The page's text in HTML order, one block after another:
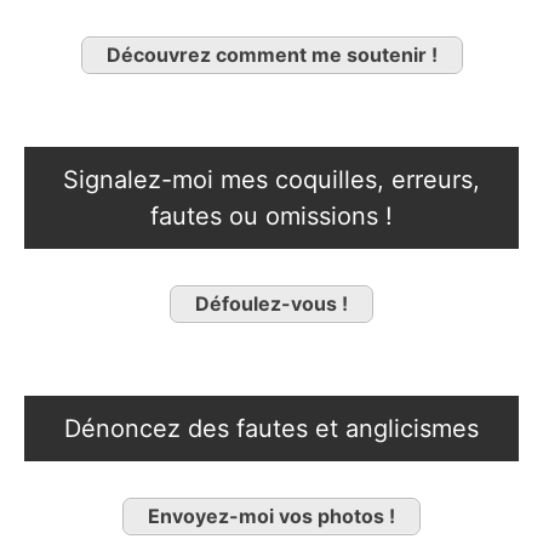
Découvrez comment me soutenir !
Signalez-moi mes coquilles, erreurs,
fautes ou omissions !
Défoulez-vous !
Dénoncez des fautes et anglicismes
Envoyez-moi vos photos !